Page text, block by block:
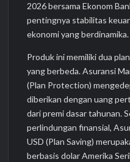
2026 bersama Ekonom
pentingnya stabilitas
ekonomi yang berdinamika.
Produk ini memiliki dua
yang berbeda. Asuransi
(Plan Protection)
diberikan dengan uang
dari premi dasar tahunan.
perlindungan finansial,
USD (Plan Saving)
berbasis dolar Amerika